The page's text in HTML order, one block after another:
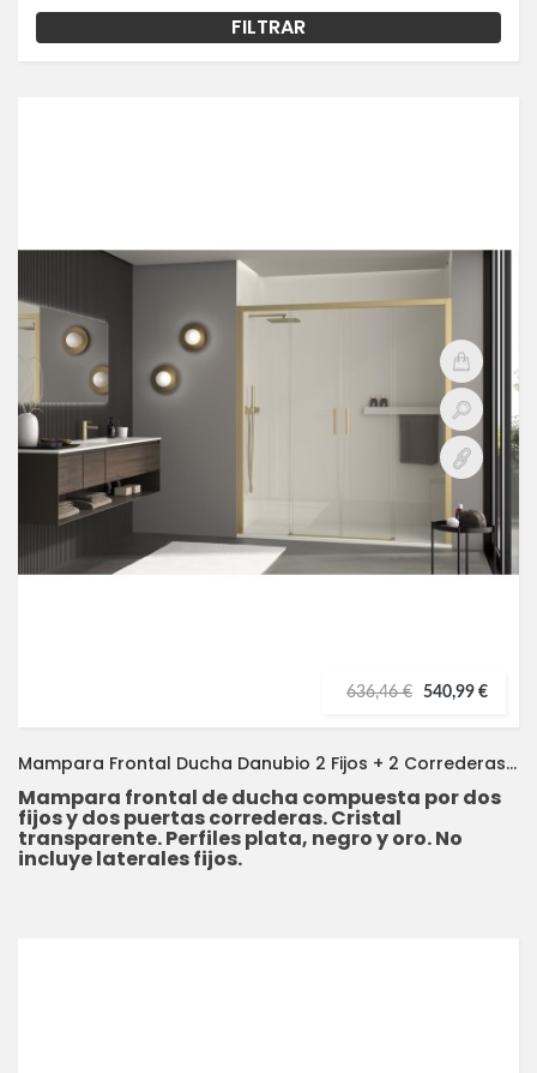
FILTRAR
636,46 € 540,99 €
Mampara Frontal Ducha Danubio 2 Fijos + 2 Correderas DOCCIA
Mampara frontal de ducha compuesta por dos
fijos y dos puertas correderas. Cristal
transparente. Perfiles plata, negro y oro. No
incluye laterales fijos.